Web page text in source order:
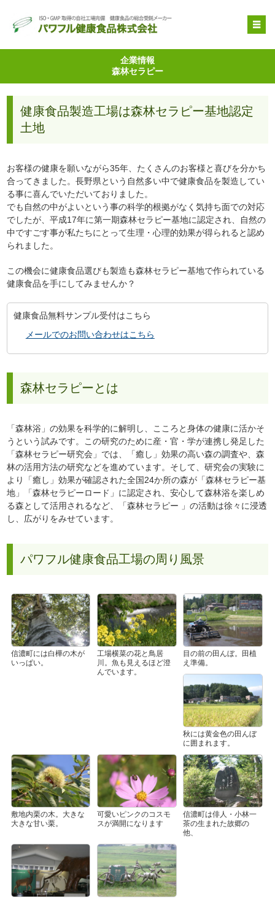
OEM受託製造
自社健康食品
企業情報
森林セラピー
健康食品製造工場は森林セラピー基地認定
土地
お客様の健康を願いながら35年、たくさんのお客様と喜びを分かち
合ってきました。長野県という自然多い中で健康食品を製造してい
る事に喜んでいただいておりました。
でも自然の中がよいという事の科学的根拠がなく気持ち面での対応
でしたが、平成17年に第一期森林セラピー基地に認定され、自然の
中ですごす事が私たちにとって生理・心理的効果が得られると認め
られました。
この機会に健康食品選びも製造も森林セラピー基地で作られている
健康食品を手にしてみませんか？
健康食品無料サンプル受付はこちら
メールでのお問い合わせはこちら
森林セラピーとは
「森林浴」の効果を科学的に解明し、こころと身体の健康に活かそ
うという試みです。この研究のために産・官・学が連携し発足した
「森林セラピー研究会」では、「癒し」効果の高い森の調査や、森
林の活用方法の研究などを進めています。そして、研究会の実験に
より「癒し」効果が確認された全国24か所の森が「森林セラピー基
地」「森林セラピーロード」に認定され、安心して森林浴を楽しめ
る森として活用されるなど、「森林セラピー 」の活動は徐々に浸透
し、広がりをみせています。
パワフル健康食品工場の周り風景
信濃町には白樺の木が
いっぱい。
工場横菜の花と鳥居
川。魚も見えるほど澄
んでいます。
目の前の田んぼ。田植
え準備。
秋には黄金色の田んぼ
に囲まれます。
敷地内栗の木。大きな
大きな甘い栗。
可愛いピンクのコスモ
スが満開になります
信濃町は俳人・小林一
茶の生まれた故郷の
他、